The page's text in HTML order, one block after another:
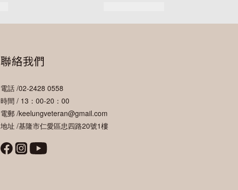
聯絡我們
電話 /02-2428 0558
時間 / 13：00-20：00
電郵 /keelungveteran@gmail.com
地址 /基隆市仁愛區忠四路20號1樓